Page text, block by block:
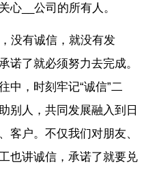
心__公司的所有人。
没有诚信，就没有发
诺了就必须努力去完成。
中，时刻牢记“诚信”二
别人，共同发展融入到日
客户。不仅我们对朋友、
也讲诚信，承诺了就要兑